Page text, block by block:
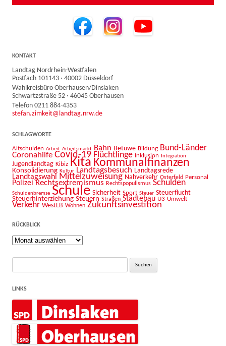
KONTAKT
Landtag Nordrhein-Westfalen
Postfach 101143 · 40002 Düsseldorf
Wahlkreisbüro Oberhausen/Dinslaken
Schwartzstraße 52 · 46045 Oberhausen
Telefon 0211 884-4353
stefan.zimkeit@landtag.nrw.de
SCHLAGWORTE
Altschulden Arbeit Arbeitsmarkt Bahn Betuwe Bildung Bund-Länder
Coronahilfe Covid-19 Flüchtlinge Inklusion Integration
Jugendlandtag Kibiz Kita Kommunalfinanzen
Konsolidierung Kultur Landtagsbesuch Landtagsrede
Landtagswahl Mittelzuweisung Nahverkehr Osterfeld Personal
Polizei Rechtsextremismus Rechtspopulismus Schulden
Schuldenbremse Schule Sicherheit Sport Steuer Steuerflucht
Steuerhinterziehung Steuern Straßen Städtebau U3 Umwelt
Verkehr WestLB Wohnen Zukunftsinvestition
RÜCKBLICK
Rückblick
Suche
LINKS